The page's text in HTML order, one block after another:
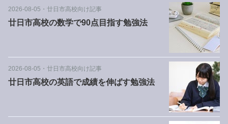
2026-08-05 ・ 廿日市高校向け記事
廿日市高校の数学で90点目指す勉強法
2026-08-05 ・ 廿日市高校向け記事
廿日市高校の英語で成績を伸ばす勉強法